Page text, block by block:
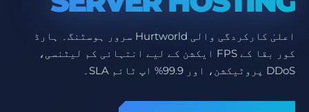
اعلیٰ کارکردگی والی Hurtworld سرور ہوسٹنگ۔ ہارڈ
کور بقا کے FPS ایکشن کے لیے انتہائی کم لیٹنسی،
DDoS پروٹیکشن، اور 99.9% اپ ٹائم SLA۔